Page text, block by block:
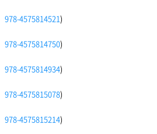
978-4575814521)
978-4575814750)
978-4575814934)
978-4575815078)
978-4575815214)